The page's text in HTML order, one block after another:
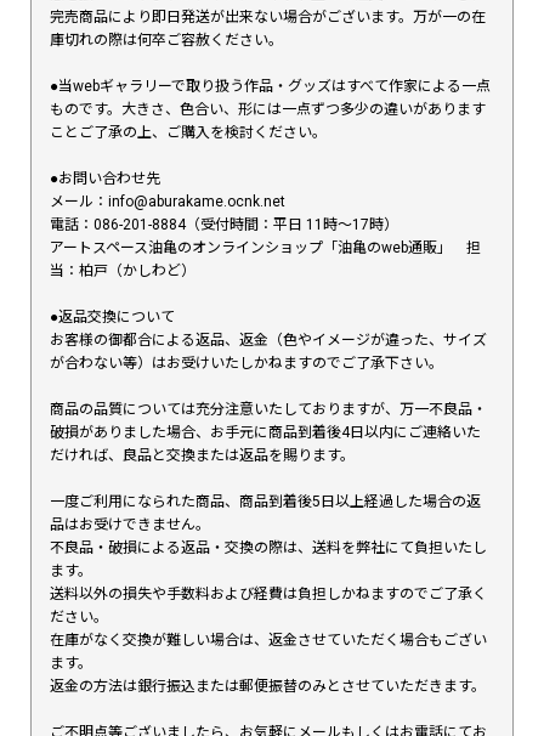
完売商品により即日発送が出来ない場合がございます。万が一の在
庫切れの際は何卒ご容赦ください。
●当webギャラリーで取り扱う作品・グッズはすべて作家による一点
ものです。大きさ、色合い、形には一点ずつ多少の違いがあります
ことご了承の上、ご購入を検討ください。
●お問い合わせ先
メール：info@aburakame.ocnk.net
電話：086-201-8884（受付時間：平日 11時〜17時）
アートスペース油亀のオンラインショップ「油亀のweb通販」 担
当：柏戸（かしわど）
●返品交換について
お客様の御都合による返品、返金（色やイメージが違った、サイズ
が合わない等）はお受けいたしかねますのでご了承下さい。
商品の品質については充分注意いたしておりますが、万一不良品・
破損がありました場合、お手元に商品到着後4日以内にご連絡いた
だければ、良品と交換または返品を賜ります。
一度ご利用になられた商品、商品到着後5日以上経過した場合の返
品はお受けできません。
不良品・破損による返品・交換の際は、送料を弊社にて負担いたし
ます。
送料以外の損失や手数料および経費は負担しかねますのでご了承く
ださい。
在庫がなく交換が難しい場合は、返金させていただく場合もござい
ます。
返金の方法は銀行振込または郵便振替のみとさせていただきます。
ご不明点等ございましたら、お気軽にメールもしくはお電話にてお